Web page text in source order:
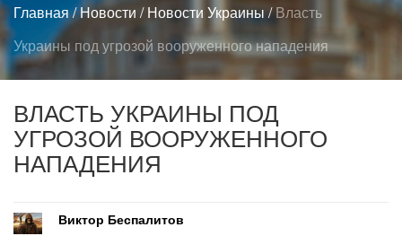
Главная/Новости /Новости Украины/Власть
Украины под угрозой вооруженного нападения
ВЛАСТЬ УКРАИНЫ ПОД
УГРОЗОЙ ВООРУЖЕННОГО
НАПАДЕНИЯ
Виктор Беспалитов